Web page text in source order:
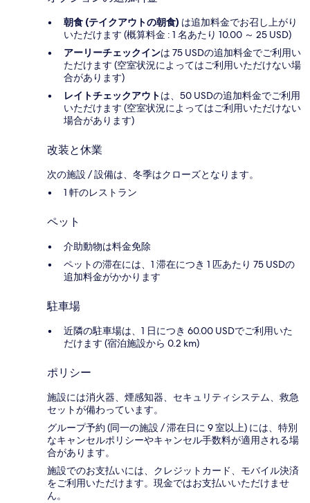
朝食 (テイクアウトの朝食) は追加料金でお召し上がり
いただけます (概算料金 : 1 名あたり 10.00 ～ 25 USD)
アーリーチェックインは 75 USDの追加料金でご利用い
ただけます (空室状況によってはご利用いただけない場
合があります)
レイトチェックアウトは、50 USDの追加料金でご利用
いただけます (空室状況によってはご利用いただけない
場合があります)
改装と休業
次の施設 / 設備は、冬季はクローズとなります。
1 軒のレストラン
ペット
介助動物は料金免除
ペットの滞在には、1 滞在につき 1 匹あたり 75 USDの
追加料金がかかります
駐車場
近隣の駐車場は、1 日につき 60.00 USDでご利用いた
だけます (宿泊施設から 0.2 km)
ポリシー
施設には消火器、煙感知器、セキュリティシステム、救急
セットが備わっています。
グループ予約 (同一の施設 / 滞在日に 9 室以上) には、特別
なキャンセルポリシーやキャンセル手数料が適用される場
合があります。
施設でのお支払いには、クレジットカード、モバイル決済
をご利用いただけます。現金ではお支払いいただけませ
ん。